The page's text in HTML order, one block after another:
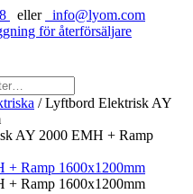
eller
info@lyom.com
/ Lyftbord Elektrisk AY
AY 2000 EMH + Ramp